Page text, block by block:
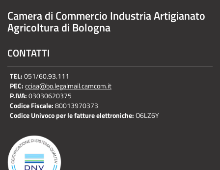
Camera di Commercio Industria Artigianato
Agricoltura di Bologna
CONTATTI
TEL:051/60.93.111
PEC:cciaa@bo.legalmail.camcom.it
P.IVA:03030620375
Codice Fiscale:80013970373
Codice Univoco per le fatture elettroniche:O6LZ6Y